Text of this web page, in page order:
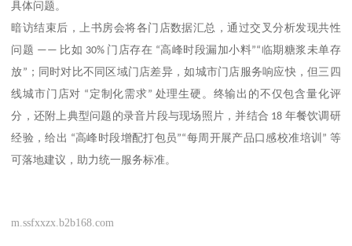
具体问题。
暗访结束后，上书房会将各门店数据汇总，通过交叉分析发现共性
问题 —— 比如 30% 门店存在 “高峰时段漏加小料”“临期糖浆未单存
放” ；同时对比不同区域门店差异，如城市门店服务响应快，但三四
线城市门店对 “定制化需求” 处理生硬。终输出的不仅包含量化评
分，还附上典型问题的录音片段与现场照片，并结合 18 年餐饮调研
经验，给出 “高峰时段增配打包员”“每周开展产品口感校准培训 ” 等
可落地建议，助力统一服务标准。
m.ssfxxzx.b2b168.com